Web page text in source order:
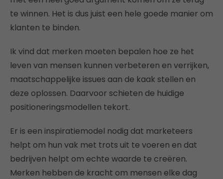
te winnen. Het is dus juist een hele goede manier om
klanten te binden.
Ik vind dat merken moeten bepalen hoe ze het
leven van mensen kunnen verbeteren en verrijken,
maatschappelijke issues aan de kaak stellen en
deze oplossen. Daarvoor schieten de huidige
positioneringsmodellen tekort.
Er is een inspiratiemodel nodig dat marketeers
helpt om hun vak met trots uit te voeren en dat
bedrijven helpt om echte waarde te creëren.
Merken hebben de kracht om mensen elke dag